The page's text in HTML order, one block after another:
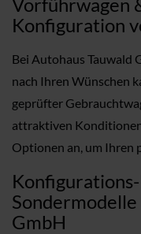
Konfiguration
Bei Autohaus Tauwald
nach Ihren Wünschen
geprüfter
attraktiven
Optionen an, um Ihren
GmbH